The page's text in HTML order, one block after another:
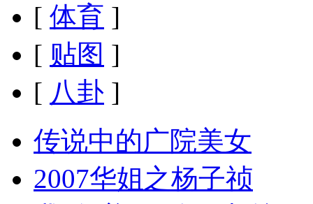
[ 体育 ]
[ 贴图 ]
[ 八卦 ]
传说中的广院美女
2007华姐之杨子祯